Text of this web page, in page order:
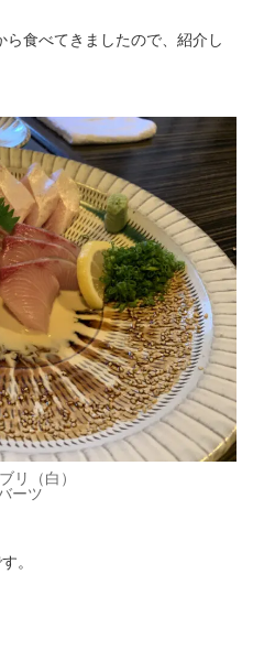
食べてきましたので、紹介し
リ（白）
ーツ
。